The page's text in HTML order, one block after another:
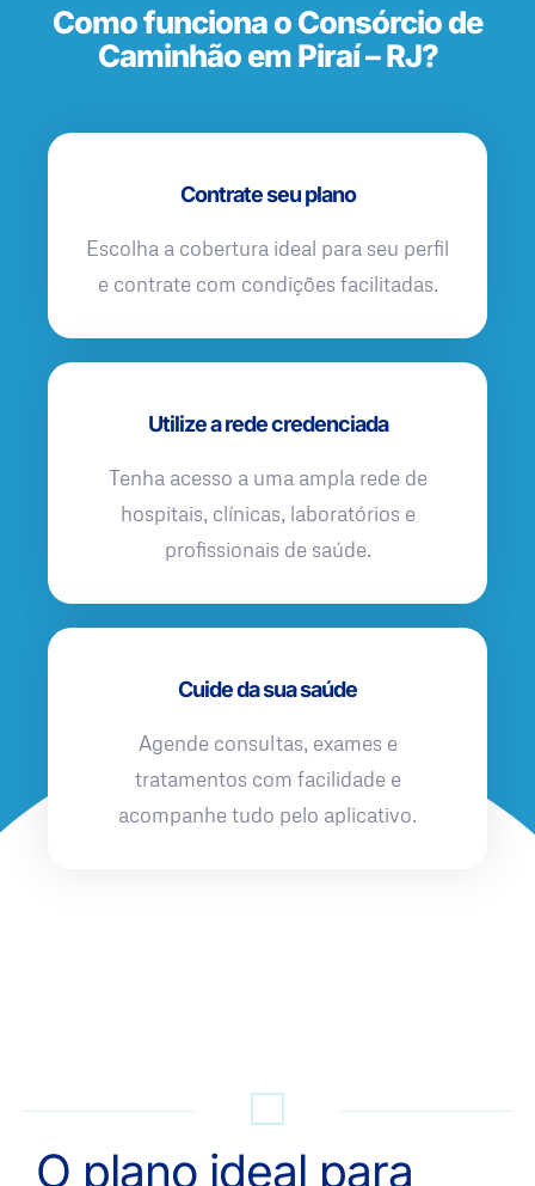
Como funciona o Consórcio de
Caminhão em Piraí – RJ?
Contrate seu plano
Escolha a cobertura ideal para seu perfil
e contrate com condições facilitadas.
Utilize a rede credenciada
Tenha acesso a uma ampla rede de
hospitais, clínicas, laboratórios e
profissionais de saúde.
Cuide da sua saúde
Agende consultas, exames e
tratamentos com facilidade e
acompanhe tudo pelo aplicativo.
O plano ideal para